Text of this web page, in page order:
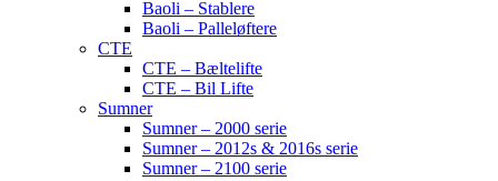
Baoli – Stablere
Baoli – Palleløftere
CTE
CTE – Bæltelifte
CTE – Bil Lifte
Sumner
Sumner – 2000 serie
Sumner – 2012s & 2016s serie
Sumner – 2100 serie